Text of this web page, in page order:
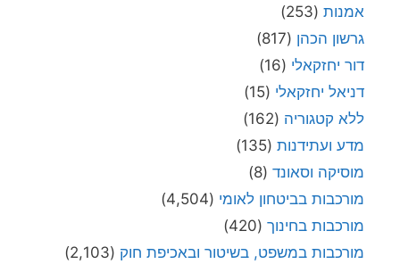
אמנות (253)
גרשון הכהן (817)
דור יחזקאלי (16)
דניאל יחזקאלי (15)
ללא קטגוריה (162)
מדע ועתידנות (135)
מוסיקה וסאונד (8)
מורכבות בביטחון לאומי (4,504)
מורכבות בחינוך (420)
מורכבות במשפט, בשיטור ובאכיפת חוק (2,103)